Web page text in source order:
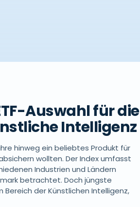
Auswahl für die
Intelligenz
hinweg ein beliebtes Produkt für
wollten. Der Index umfasst
Industrien und Ländern
betrachtet. Doch jüngste
Bereich der Künstlichen Intelligenz,